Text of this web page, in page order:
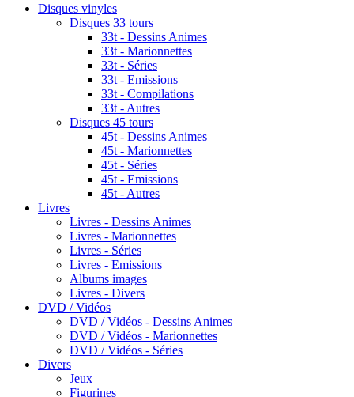
Disques vinyles
Disques 33 tours
33t - Dessins Animes
33t - Marionnettes
33t - Séries
33t - Emissions
33t - Compilations
33t - Autres
Disques 45 tours
45t - Dessins Animes
45t - Marionnettes
45t - Séries
45t - Emissions
45t - Autres
Livres
Livres - Dessins Animes
Livres - Marionnettes
Livres - Séries
Livres - Emissions
Albums images
Livres - Divers
DVD / Vidéos
DVD / Vidéos - Dessins Animes
DVD / Vidéos - Marionnettes
DVD / Vidéos - Séries
Divers
Jeux
Figurines